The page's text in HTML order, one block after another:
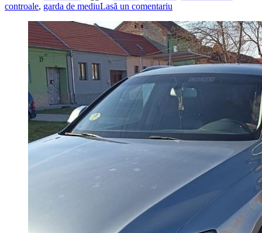
controale, garda de mediuLasă un comentariu